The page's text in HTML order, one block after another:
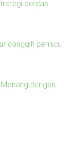
cerdas
canggih pemicu
dengan